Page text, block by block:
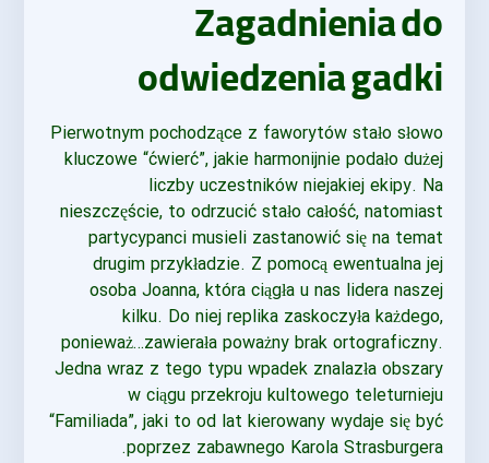
Zagadnienia do
odwiedzenia gadki
Pierwotnym pochodzące z faworytów stało słowo
kluczowe “ćwierć”, jakie harmonijnie podało dużej
liczby uczestników niejakiej ekipy. Na
nieszczęście, to odrzucić stało całość, natomiast
partycypanci musieli zastanowić się na temat
drugim przykładzie. Z pomocą ewentualna jej
osoba Joanna, która ciągła u nas lidera naszej
kilku. Do niej replika zaskoczyła każdego,
ponieważ…zawierała poważny brak ortograficzny.
Jedna wraz z tego typu wpadek znalazła obszary
w ciągu przekroju kultowego teleturnieju
“Familiada”, jaki to od lat kierowany wydaje się być
poprzez zabawnego Karola Strasburgera.